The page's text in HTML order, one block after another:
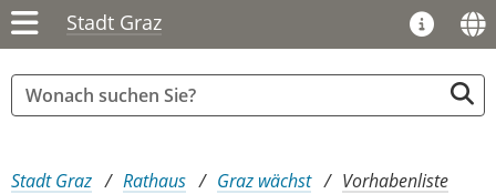
Stadt Graz
Sie sind hier:
Stadt Graz Rathaus Graz wächst Vorhabenliste